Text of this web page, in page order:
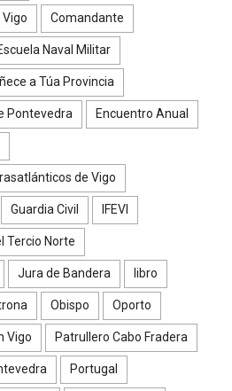
Comandante
Naval Militar
a Túa Provincia
Pontevedra Encuentro Anual
de Vigo
Guardia Civil IFEVI
Tercio Norte
Jura de Bandera libro
Obispo Oporto
Vigo Patrullero Cabo Fradera
Portugal